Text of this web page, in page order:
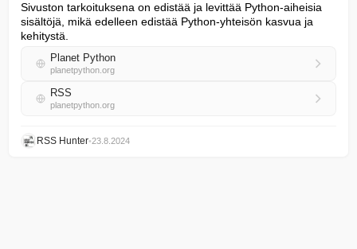
Sivuston tarkoituksena on edistää ja levittää Python-aiheisia
sisältöjä, mikä edelleen edistää Python-yhteisön kasvua ja
kehitystä.
Planet Python
planetpython.org
RSS
planetpython.org
RSS Hunter•23.8.2024